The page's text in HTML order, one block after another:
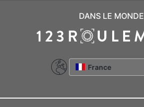
DANS LE MONDE
France